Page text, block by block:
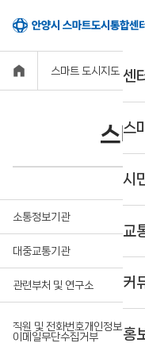
센
스
시
교
커
홍
스마트 도시지도
스
소통정보기관
대중교통기관
관련부처 및 연구소
직원 및 전화번호개인정보처리
이메일무단수집거부